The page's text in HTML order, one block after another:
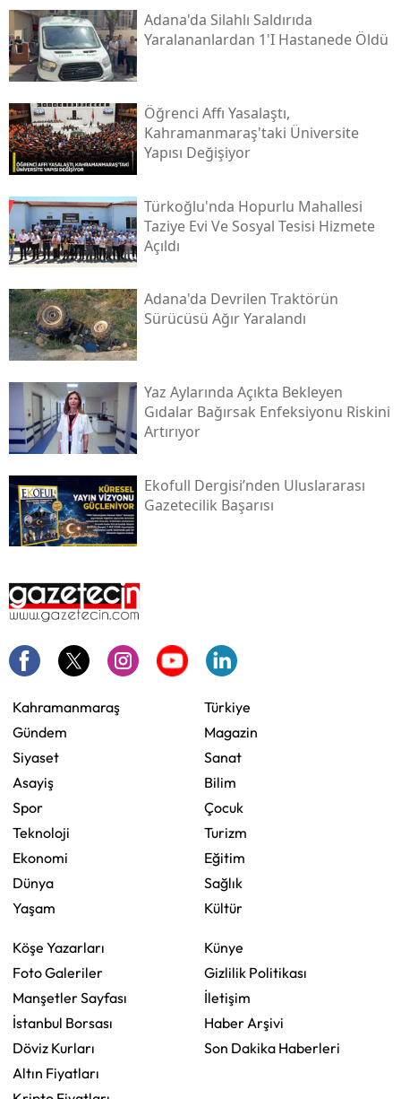
Adana'da Silahlı Saldırıda
Yaralananlardan 1'i Hastanede Öldü
Öğrenci Affı Yasalaştı,
Kahramanmaraş'taki Üniversite
Yapısı Değişiyor
Türkoğlu'nda Hopurlu Mahallesi
Taziye Evi Ve Sosyal Tesisi Hizmete
Açıldı
Adana'da Devrilen Traktörün
Sürücüsü Ağır Yaralandı
Yaz Aylarında Açıkta Bekleyen
Gıdalar Bağırsak Enfeksiyonu Riskini
Artırıyor
Ekofull Dergisi’nden Uluslararası
Gazetecilik Başarısı
Kahramanmaraş
Gündem
Siyaset
Asayiş
Spor
Teknoloji
Ekonomi
Dünya
Yaşam
Türkiye
Magazin
Sanat
Bilim
Çocuk
Turizm
Eğitim
Sağlık
Kültür
Köşe Yazarları
Foto Galeriler
Manşetler Sayfası
İstanbul Borsası
Döviz Kurları
Altın Fiyatları
Künye
Gizlilik Politikası
İletişim
Haber Arşivi
Son Dakika Haberleri